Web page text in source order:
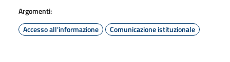
Argomenti:
Accesso all'informazione
Comunicazione istituzionale